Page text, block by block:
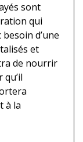
sont
qui
d’une
et
de nourrir
à la